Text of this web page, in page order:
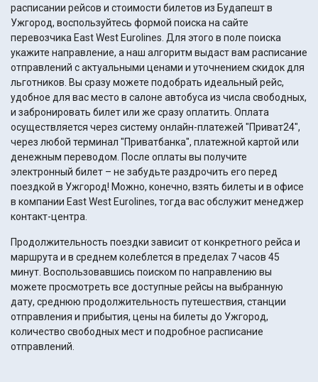
расписании рейсов и стоимости билетов из Будапешт в
Ужгород, воспользуйтесь формой поиска на сайте
перевозчика East West Eurolines. Для этого в поле поиска
укажите направление, а наш алгоритм выдаст вам расписание
отправлений с актуальными ценами и уточнением скидок для
льготников. Вы сразу можете подобрать идеальный рейс,
удобное для вас место в салоне автобуса из числа свободных,
и забронировать билет или же сразу оплатить. Оплата
осуществляется через систему онлайн-платежей "Приват24",
через любой терминал "Приватбанка", платежной картой или
денежным переводом. После оплаты вы получите
электронный билет – не забудьте раздрочить его перед
поездкой в Ужгород! Можно, конечно, взять билеты и в офисе
в компании East West Eurolines, тогда вас обслужит менеджер
контакт-центра.
Продолжительность поездки зависит от конкретного рейса и
маршрута и в среднем колеблется в пределах 7 часов 45
минут. Воспользовавшись поиском по направлению вы
можете просмотреть все доступные рейсы на выбранную
дату, среднюю продолжительность путешествия, станции
отправления и прибытия, цены на билеты до Ужгород,
количество свободных мест и подробное расписание
отправлений.